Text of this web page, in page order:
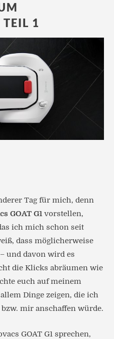
1
Tag für mich, denn
GOAT G1 vorstellen,
ich mich schon seit
dass möglicherweise
und davon wird es
die Klicks abräumen wie
euch auf meinem
Dinge zeigen, die ich
mir anschaffen würde.
GOAT G1 sprechen,